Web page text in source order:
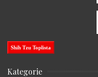
Shih Tzu Toplista
Kategorie